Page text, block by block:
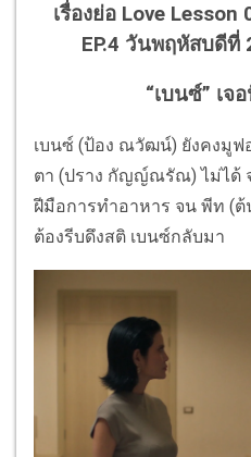
เรื่องย่อ Love
EP.4 วันพฤหัสบดีที่
“เบนซ์” เ
เบนซ์ (ป้อง ณวัฒน์) ยังคงมูฟ
ตา (ปราง กัญญ์ณรัณ) ไม่ได้
ฝีมือการทำอาหาร จน พีท (ต้
ต้องรีบดึงสติ เบนซ์กลับมา